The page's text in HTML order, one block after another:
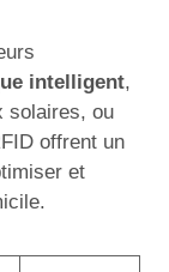
intelligent,
solaires, ou
offrent un
et